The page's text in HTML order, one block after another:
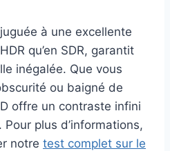
à une excellente
qu’en SDR, garantit
inégalée. Que vous
ou baigné de
offre un contraste infini
plus d’informations,
notre test complet sur le